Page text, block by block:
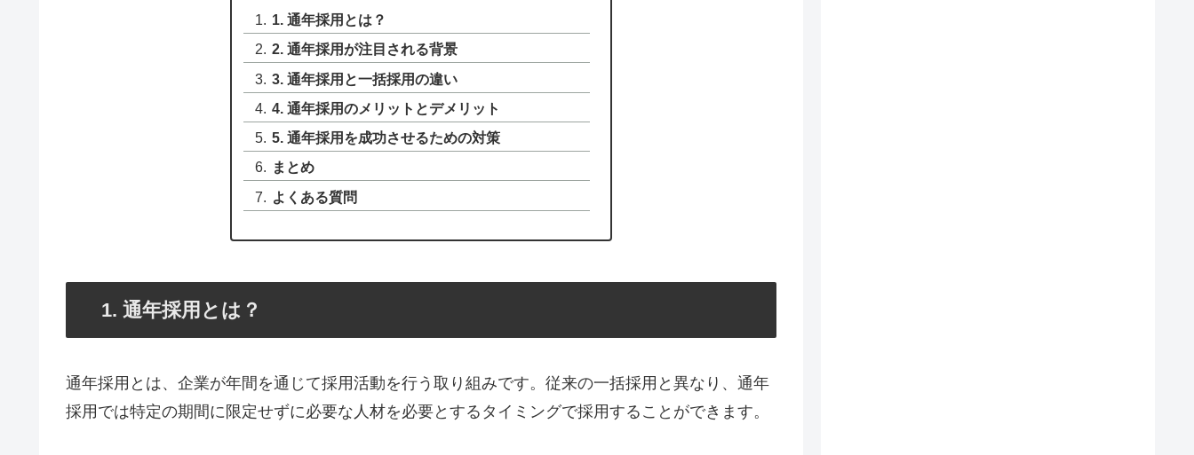
1. 通年採用とは？
2. 通年採用が注目される背景
3. 通年採用と一括採用の違い
4. 通年採用のメリットとデメリット
5. 通年採用を成功させるための対策
まとめ
よくある質問
1. 通年採用とは？
通年採用とは、企業が年間を通じて採用活動を行う取り組みです。従来の一括採用と異なり、通年
採用では特定の期間に限定せずに必要な人材を必要とするタイミングで採用することができます。